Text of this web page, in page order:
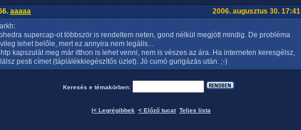
aaaaa
2006. augusztus 30. 17:41
supercap-ot többször is rendeltem neten, gond nélkül megjött mindig. De probléma
lehet belőle, mert ez annyira nem legális...
kapszulát meg már itthon is lehet venni, nem is vészes az ára. Ha interneten keresgélsz,
pesti címet (táplálékkiegészítős üzlet). Jó cumó gurigázás után. ;-)
Keresés e témakörben:
|< Legrégibbek < Előző tucat Teljes lista